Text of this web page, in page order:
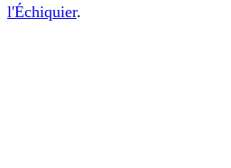
l'Échiquier.